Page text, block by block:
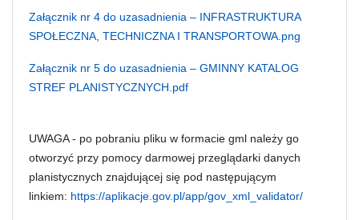
Załącznik nr 4 do uzasadnienia – INFRASTRUKTURA
SPOŁECZNA, TECHNICZNA I TRANSPORTOWA.png
Załącznik nr 5 do uzasadnienia – GMINNY KATALOG
STREF PLANISTYCZNYCH.pdf
UWAGA - po pobraniu pliku w formacie gml należy go
otworzyć przy pomocy darmowej przeglądarki danych
planistycznych znajdującej się pod następującym
linkiem: https://aplikacje.gov.pl/app/gov_xml_validator/